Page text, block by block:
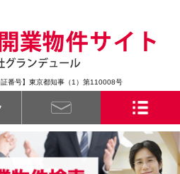
証番号】東京都知事（1）第110008号